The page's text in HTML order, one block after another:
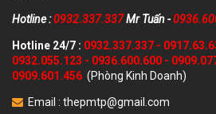
Hotline :0932.337.337Mr Tuấn -
Hotline 24/7 : 0932.337.337 -
0932.055.123 - 0936.600.600 -
0909.601.456 (Phòng Kinh Doanh)
Email : thepmtp@gmail.com